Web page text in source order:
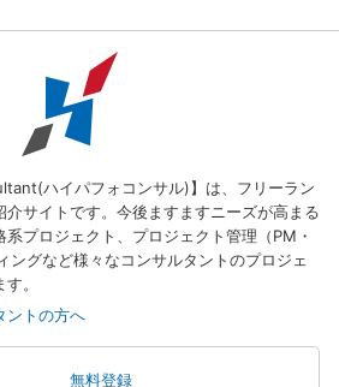
ハイパフォコンサル)】は、フリーラン
介サイトです。今後ますますニーズが高まる
プロジェクト、プロジェクト管理（PM・
ングなど様々なコンサルタントのプロジェ
。
ントの方へ
無料登録